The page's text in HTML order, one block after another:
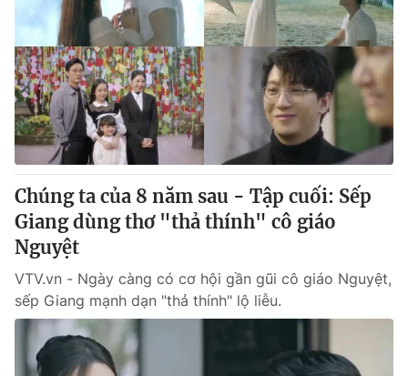
Chúng ta của 8 năm sau - Tập cuối: Sếp
Giang dùng thơ "thả thính" cô giáo
Nguyệt
VTV.vn - Ngày càng có cơ hội gần gũi cô giáo Nguyệt,
sếp Giang mạnh dạn "thả thính" lộ liễu.